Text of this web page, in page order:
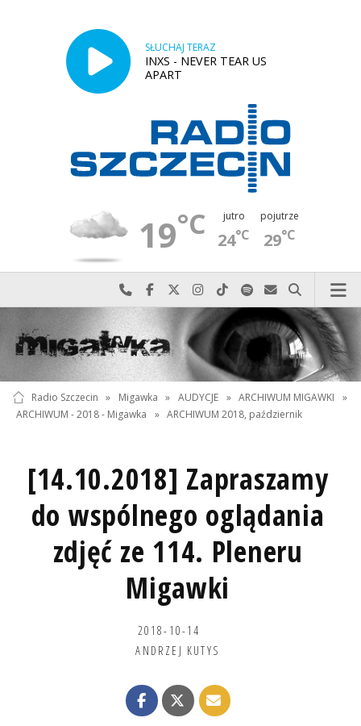
SŁUCHAJ TERAZ
INXS - NEVER TEAR US
APART
19°C jutro
24°C
pojutrze
29°C
Najlepiej po prostu do nas zadzwoń
Odwiedź nas na Facebook-u
Odwiedź nas na X
Odwiedź nas na Instagram-ie
Odwiedź nas na TikTok-u
Szukaj nas na Spotify
Wyślij do nas
Szukaj
Radio Szczecin » Migawka » AUDYCJE » ARCHIWUM MIGAWKI
»
ARCHIWUM - 2018 - Migawka
» ARCHIWUM 2018, październik
[14.10.2018] Zapraszamy
do wspólnego oglądania
zdjęć ze 114. Pleneru
Migawki
2018-10-14
ANDRZEJ KUTYS